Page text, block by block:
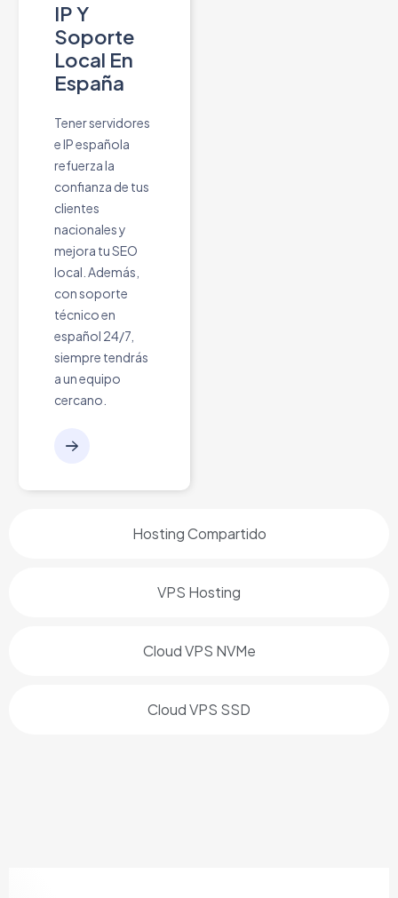
Hosting Compartido
VPS Hosting
Cloud VPS NVMe
Cloud VPS SSD
IP Y
Soporte
Local En
España
Tener servidores
e IP española
refuerza la
confianza de tus
clientes
nacionales y
mejora tu SEO
local. Además,
con soporte
técnico en
español 24/7,
siempre tendrás
a un equipo
cercano.